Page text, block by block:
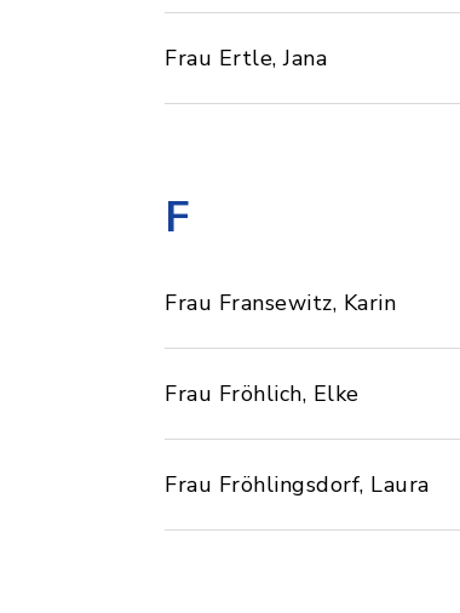
Frau Ertle, Jana
F
Frau Fransewitz, Karin
Frau Fröhlich, Elke
Frau Fröhlingsdorf, Laura